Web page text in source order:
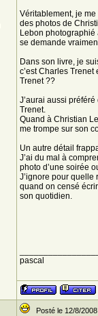
Véritablement, je
des photos de
Lebon photographié
se demande
Dans son livre, je
c’est Charles
Trenet ??
J’aurai aussi
Trenet.
Quand à Christian
me trompe sur son
Un autre détail
J’ai du mal à
photo d’une soirée
J’ignore pour quelle
quand on censé
son quotidien.
pascal
Posté le 12/8/